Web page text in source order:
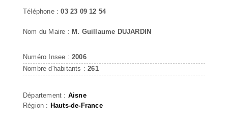
Téléphone :03 23 09 12 54
Nom du Maire : M. Guillaume DUJARDIN
Numéro Insee : 2006
Nombre d'habitants :261
Département : Aisne
Région : Hauts-de-France